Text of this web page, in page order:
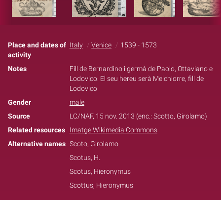
Place and dates of
activity
Italy Venice 1539 - 1573
Notes
Fill de Bernardino i germà de Paolo, Ottaviano e
Lodovico. El seu hereu serà Melchiorre, fill de
Lodovico
Gender
male
Source
LC/NAF, 15 nov. 2013 (enc.: Scotto, Girolamo)
Related resources Imatge Wikimedia Commons
Alternative names Scoto, Girolamo
Scotus, H.
Scotus, Hieronymus
Scottus, Hieronymus